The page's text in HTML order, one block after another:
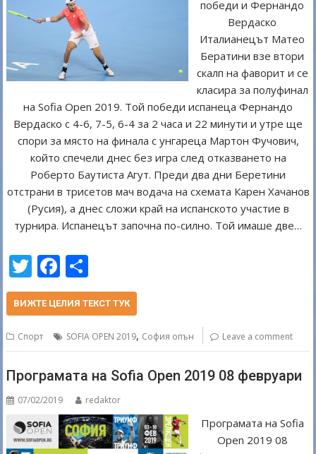
победи и Фернандо
Вердаско
Италианецът Матео
Бератини взе втори
скалп на фаворит и се
класира за полуфинал
на Sofia Open 2019. Той победи испанеца Фернандо
Вердаско с 4-6, 7-5, 6-4 за 2 часа и 22 минути и утре ще
спори за място на финала с унгареца Мартон Фучович,
който спечели днес без игра след отказването на
Роберто Баутиста Агут. Преди два дни Беретини
отстрани в трисетов мач водача на схемата Карен Хачанов
(Русия), а днес сложи край на испанското участие в
турнира. Испанецът започна по-силно. Той имаше две…
T
w
itt
er
F
ac
e
b
o
o
k
h
ar
e
ВИЖТЕ ЦЕЛИЯ ТЕКСТ ТУК
Спорт SOFIA OPEN 2019, София опън Leave a comment
Програмата на Sofia Open 2019 08 февруари
07/02/2019 redaktor
Програмата на Sofia
Open 2019 08